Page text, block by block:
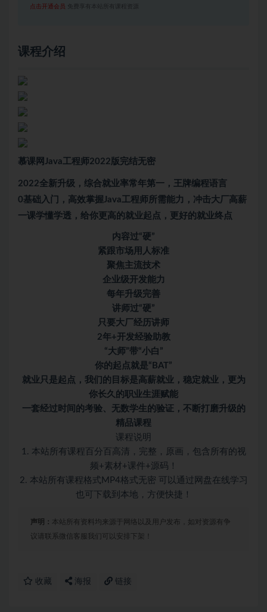
点击开通会员 免费享有本站所有课程资源
课程介绍
慕课网Java工程师2022版完结无密
2022全新升级，综合就业率常年第一，王牌编程语言
0基础入门，高效掌握Java工程师所需能力，冲击大厂高薪
一课学懂学透，给你更高的就业起点，更好的就业终点
内容过“硬”
紧跟市场用人标准
聚焦主流技术
企业级开发能力
每年升级完善
讲师过“硬”
只要大厂经历讲师
2年+开发经验助教
“大师”带“小白”
你的起点就是“BAT”
就业只是起点，我们的目标是高薪就业，稳定就业，更为
你长久的职业生涯赋能
一套经过时间的考验、无数学生的验证，不断打磨升级的
精品课程
课程说明
1. 本站所有课程百分百高清，完整，原画，包含所有的视
频+素材+课件+源码！
2. 本站所有课程格式MP4格式无密 可以通过网盘在线学习
也可下载到本地，方便快捷！
声明： 本站所有资料均来源于网络以及用户发布，如对资源有争
议请联系微信客服我们可以安排下架！
收藏 海报 链接